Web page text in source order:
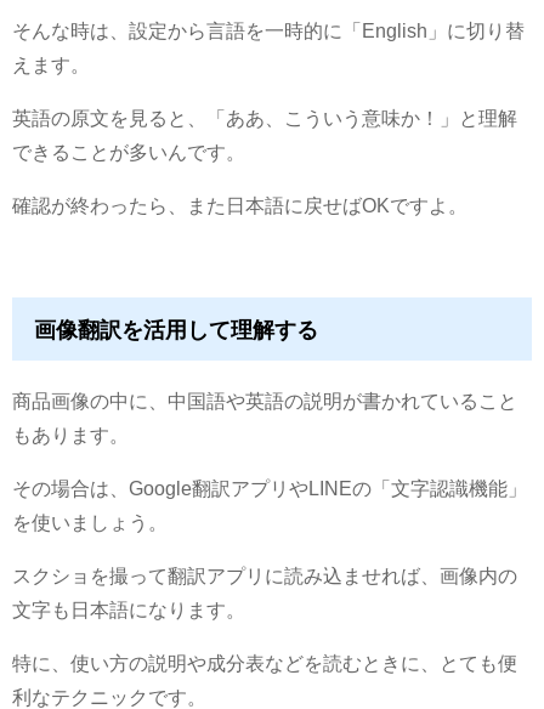
そんな時は、設定から言語を一時的に「English」に切り替
えます。
英語の原文を見ると、「ああ、こういう意味か！」と理解
できることが多いんです。
確認が終わったら、また日本語に戻せばOKですよ。
画像翻訳を活用して理解する
商品画像の中に、中国語や英語の説明が書かれていること
もあります。
その場合は、Google翻訳アプリやLINEの「文字認識機能」
を使いましょう。
スクショを撮って翻訳アプリに読み込ませれば、画像内の
文字も日本語になります。
特に、使い方の説明や成分表などを読むときに、とても便
利なテクニックです。